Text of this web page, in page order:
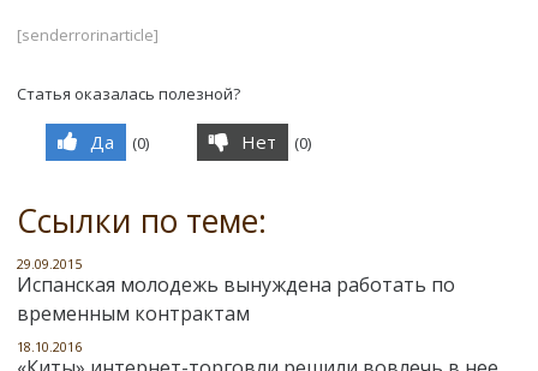
[senderrorinarticle]
Статья оказалась полезной?
Да (0) Нет (0)
Ссылки по теме:
29.09.2015
Испанская молодежь вынуждена работать по
временным контрактам
18.10.2016